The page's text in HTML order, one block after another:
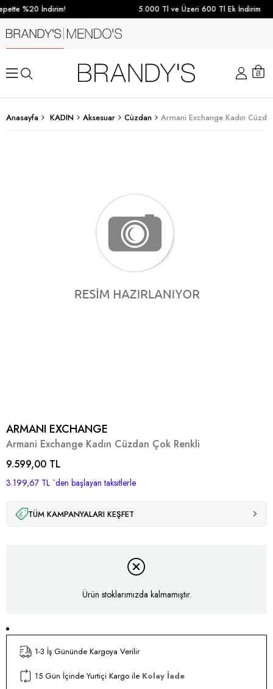
%20 İndirim! 5.000 Tl ve Üzeri 600 Tl Ek İndirim
Anasayfa KADIN Aksesuar Cüzdan Armani Exchange Kadın
ARMANI EXCHANGE
Armani Exchange Kadın Cüzdan Çok Renkli
9.599,00 TL
3.199,67 TL `den başlayan taksitlerle
TÜM KAMPANYALARI KEŞFET
Ürün stoklarımızda kalmamıştır.
1-3 İş Gününde Kargoya Verilir
15 Gün İçinde Yurtiçi Kargo ile Kolay İade